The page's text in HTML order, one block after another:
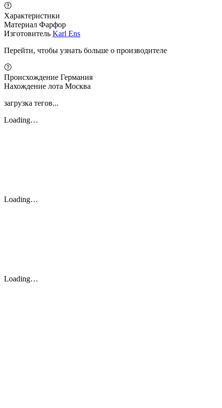
Характеристики
Материал Фарфор
Изготовитель Karl Ens
Перейти, чтобы узнать больше о производителе
Происхождение Германия
Нахождение лота Москва
загрузка тегов...
Loading…
Loading…
Loading…